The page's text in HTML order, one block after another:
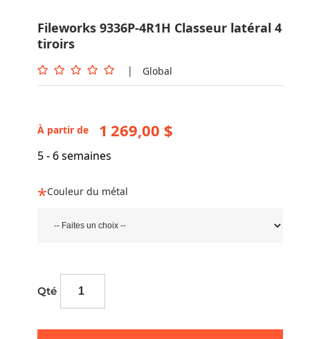
Fileworks 9336P-4R1H Classeur latéral 4
tiroirs
| Global
À partir de 1 269,00 $
5 - 6 semaines
Couleur du métal
Qté